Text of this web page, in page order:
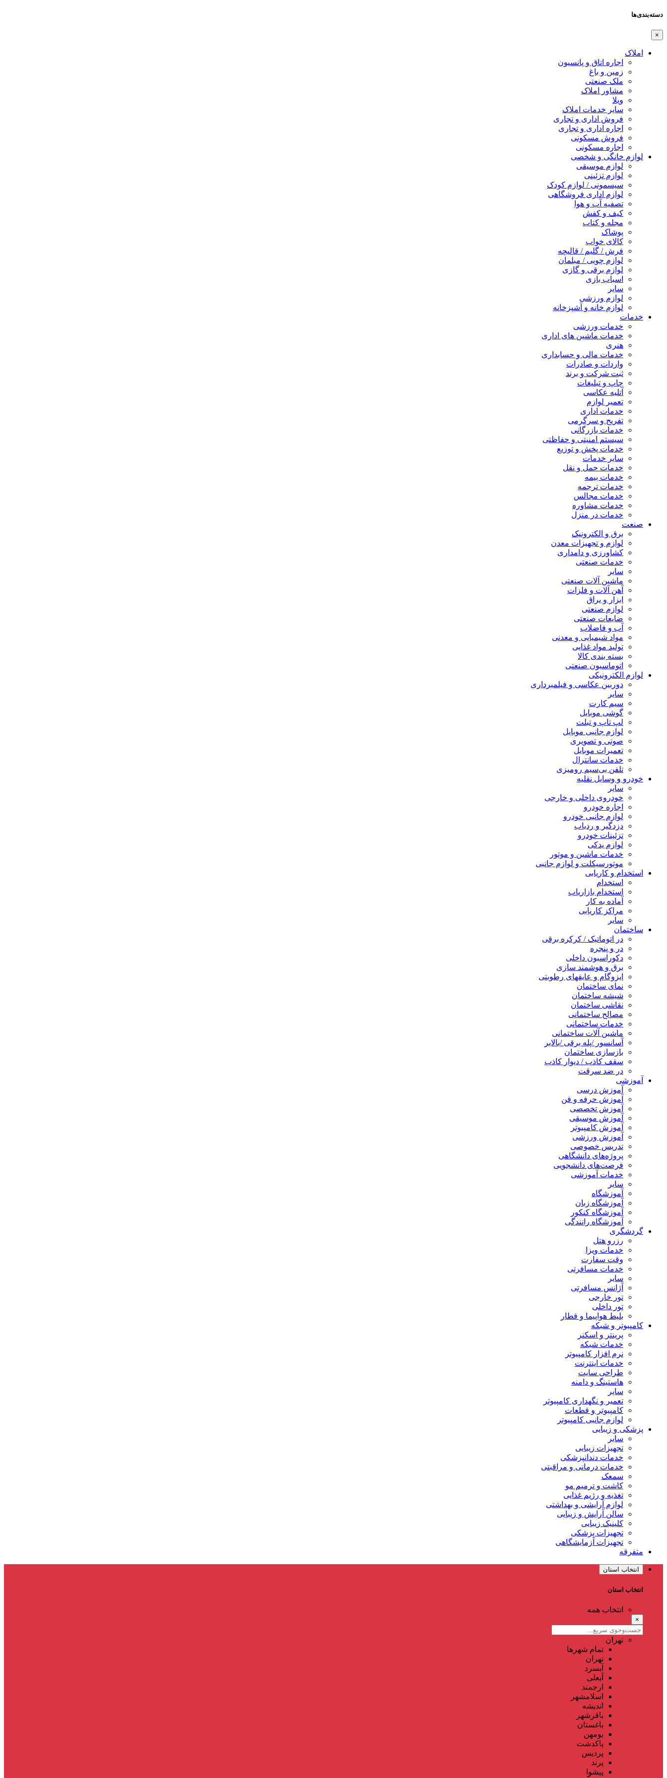
دسته‌بندی‌ها
×
املاک
اجاره اتاق و پانسیون
زمین و باغ
ملک صنعتی
مشاور املاک
ویلا
سایر خدمات املاک
فروش اداری و تجاری
اجاره اداری و تجاری
فروش مسکونی
اجاره مسکونی
لوازم خانگی و شخصی
لوازم موسیقی
لوازم تزئینی
سیسمونی / لوازم کودک
لوازم اداری فروشگاهی
تصفیه آب و هوا
کیف و کفش
مجله و کتاب
پوشاک
کالای خواب
فرش / گلیم / قالیچه
لوازم چوبی / مبلمان
لوازم برقی و گازی
اسباب بازی
سایر
لوازم ورزشی
لوازم خانه و آشپزخانه
خدمات
خدمات ورزشی
خدمات ماشین های اداری
هنری
خدمات مالی و حسابداری
واردات و صادرات
ثبت شرکت و برند
چاپ و تبلیغات
آتلیه عکاسی
تعمیر لوازم
خدمات اداری
تفریح و سرگرمی
خدمات بازرگانی
سیستم امنیتی و حفاظتی
خدمات پخش و توزیع
سایر خدمات
خدمات حمل و نقل
خدمات بیمه
خدمات ترجمه
خدمات مجالس
خدمات مشاوره
خدمات در منزل
صنعت
برق و الکترونیک
لوازم و تجهیزات معدن
کشاورزی و دامداری
خدمات صنعتی
سایر
ماشین آلات صنعتی
آهن آلات و فلزات
ابزار و یراق
لوازم صنعتی
ضایعات صنعتی
آب و فاضلاب
مواد شیمیایی و معدنی
تولید مواد غذایی
بسته بندی کالا
اتوماسیون صنعتی
لوازم الکترونیکی
دوربین عکاسی و فیلمبرداری
سایر
سیم کارت
گوشی موبایل
لپ تاپ و تبلت
لوازم جانبی موبایل
صوتی و تصویری
تعمیرات موبایل
خدمات سانترال
تلفن بی‌سیم رومیزی
خودرو و وسایل نقلیه
سایر
خودروی داخلی و خارجی
اجاره خودرو
لوازم جانبی خودرو
دزدگیر و ردیاب
تزئینات خودرو
لوازم یدکی
خدمات ماشین و موتور
موتورسیکلت و لوازم جانبی
استخدام و کاریابی
استخدام
استخدام بازاریاب
آماده به کار
مراکز کاریابی
سایر
ساختمان
در اتوماتیک / کرکره برقی
در و پنجره
دکوراسیون داخلی
برق و هوشمند سازی
ایزوگام و عایقهای رطوبتی
نمای ساختمان
شیشه ساختمان
نقاشی ساختمان
مصالح ساختمانی
خدمات ساختمانی
ماشین آلات ساختمانی
آسانسور /پله برقی /بالابر
بازسازی ساختمان
سقف کاذب / دیوار کاذب
در ضد سرقت
آموزشی
آموزش درسی
آموزش حرفه و فن
آموزش تخصصی
آموزش موسیقی
آموزش کامپیوتر
آموزش ورزشی
تدریس خصوصی
پروژه‌های دانشگاهی
فرصت‌های دانشجویی
خدمات آموزشی
سایر
آموزشگاه
آموزشگاه زبان
آموزشگاه کنکور
آموزشگاه رانندگی
گردشگری
رزرو هتل
خدمات ویزا
وقت سفارت
خدمات مسافرتی
سایر
آژانس مسافرتی
تور خارجی
تور داخلی
بلیط هواپیما و قطار
کامپیوتر و شبکه
پرینتر و اسکنر
خدمات شبکه
نرم افزار کامپیوتر
خدمات اینترنت
طراحی سایت
هاستینگ و دامنه
سایر
تعمیر و نگهداری کامپیوتر
کامپیوتر و قطعات
لوازم جانبی کامپیوتر
پزشکی و زیبایی
سایر
تجهیزات زیبایی
خدمات دندانپزشکی
خدمات درمانی و مراقبتی
سمعک
کاشت و ترمیم مو
تغذیه و رژیم غذایی
لوازم آرایشی و بهداشتی
سالن آرایش و زیبایی
کلینیک زیبایی
تجهیزات پزشکی
تجهیزات آزمایشگاهی
متفرقه
انتخاب استان
انتخاب استان
انتخاب همه
×
تهران
تمام شهر‌ها
تهران
آبسرد
آبعلی
ارجمند
اسلامشهر
اندیشه
باقرشهر
باغستان
بومهن
پاکدشت
پردیس
پرند
پیشوا